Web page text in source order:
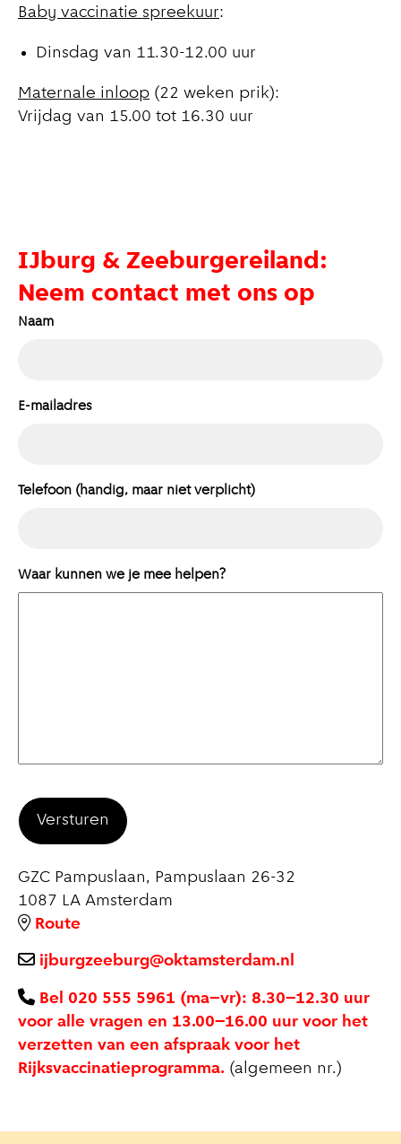
Baby vaccinatie spreekuur:
Dinsdag van 11.30-12.00 uur
Maternale inloop (22 weken prik):
Vrijdag van 15.00 tot 16.30 uur
IJburg & Zeeburgereiland:
Neem contact met ons op
Naam
E-mailadres
Telefoon (handig, maar niet verplicht)
Waar kunnen we je mee helpen?
GZC Pampuslaan, Pampuslaan 26-32
1087 LA Amsterdam
Route
ijburgzeeburg@oktamsterdam.nl
Bel 020 555 5961 (ma–vr): 8.30–12.30 uur
voor alle vragen en 13.00–16.00 uur voor het
verzetten van een afspraak voor het
Rijksvaccinatieprogramma. (algemeen nr.)